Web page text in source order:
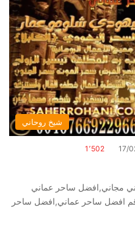
شيخ روحاني
17/ 1٬502
مجاني,افضل ساحر عماني
افضل ساحر عماني,افضل ساحر